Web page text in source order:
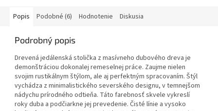
Popis Podobné (6) Hodnotenie Diskusia
Podrobný popis
Drevená jedálenská stolička z masívneho dubového dreva je
demonštráciou dokonalej remeselnej práce. Zaujme nielen
svojim rustikálnym štýlom, ale aj perfektným spracovaním. Štýl
vychádza z minimalistického severského designu, v temnejšom
nádychu prírodného odtieňa. Táto farebnosť skvele vykreslí
roky duba a podčiarkne jej prevedenie. Čisté línie a vysoko